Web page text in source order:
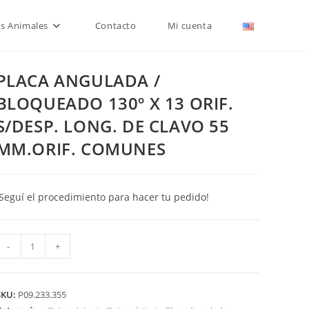
Animales Contacto Mi cuenta
ANGULADA /
130º X 13 ORIF.
DESP. LONG. DE CLAVO 55
COMUNES
el procedimiento para hacer tu pedido!
- +
P09.233.355